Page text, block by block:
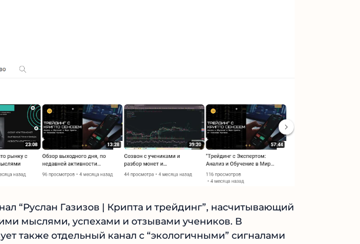
“Руслан Газизов | Крипта и трейдинг”,
делится своими мыслями, успехами и отзывами
существует также отдельный канал с